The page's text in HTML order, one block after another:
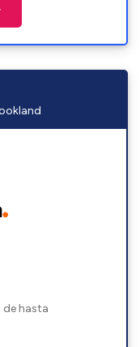
de hasta